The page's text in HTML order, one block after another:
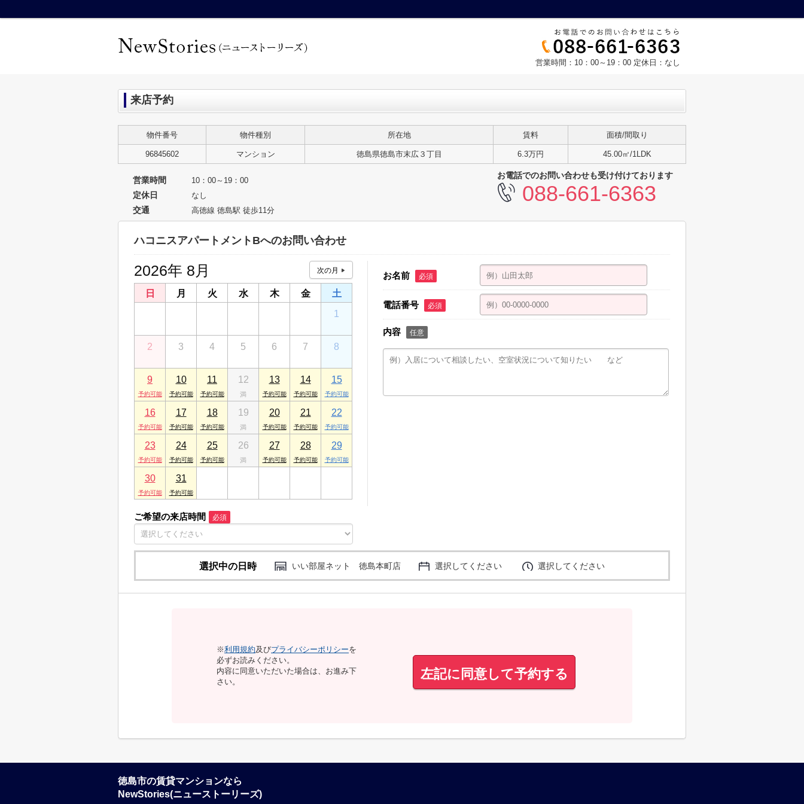
営業時間：10：00～19：00 定休日：なし
来店予約
物件番号 物件種別 所在地 賃料 面積/間取り
96845602 マンション 徳島県徳島市末広３丁目 6.3万円 45.00㎡/1LDK
営業時間 10：00～19：00
定休日 なし
交通 高徳線 徳島駅 徒歩11分
お電話でのお問い合わせも受け付けております
088-661-6363
ハコニスアパートメントBへのお問い合わせ
2026年 8月
日 月 火 水 木 金
土
1
2 3 4 5 6 7 8
9 10 11 12 13 14 15
16 17 18 19 20 21 22
23 24 25 26 27 28 29
30 31
ご希望の来店時間 必須
お名前 必須
電話番号 必須
内容 任意
選択中の日時 いい部屋ネット 徳島本町店 選択してください 選択してください
※利用規約及びプライバシーポリシーを
必ずお読みください。
内容に同意いただいた場合は、お進み下
さい。
左記に同意して予約する
徳島市の賃貸マンションなら
NewStories(ニューストーリーズ)